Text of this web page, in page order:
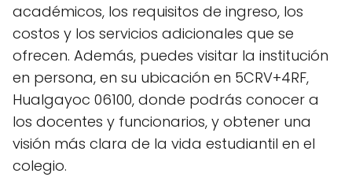
académicos, los requisitos de ingreso, los
costos y los servicios adicionales que se
ofrecen. Además, puedes visitar la institución
en persona, en su ubicación en 5CRV+4RF,
Hualgayoc 06100, donde podrás conocer a
los docentes y funcionarios, y obtener una
visión más clara de la vida estudiantil en el
colegio.